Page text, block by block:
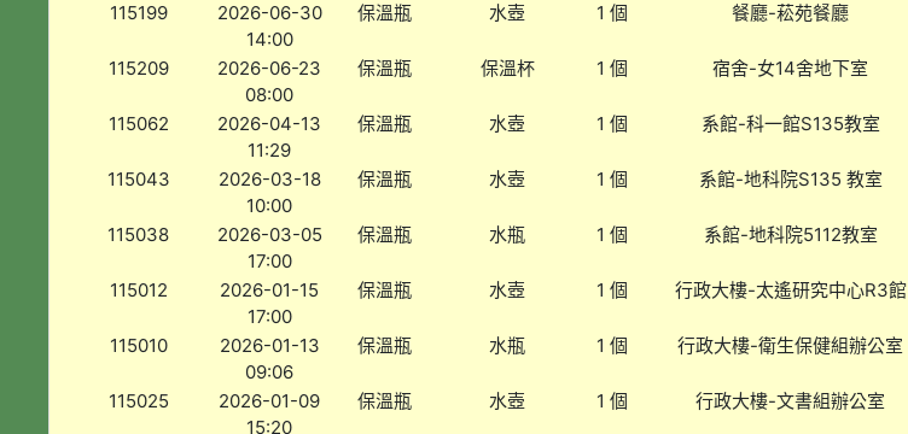
115199
2026-06-30
14:00
保溫瓶 水壺 1 個 餐廳-菘苑餐廳
115209
2026-06-23
08:00
保溫瓶 保溫杯 1 個 宿舍-女14舍地下室
115062
2026-04-13
11:29
保溫瓶 水壺 1 個 系館-科一館S135教室
115043
2026-03-18
10:00
保溫瓶 水壺 1 個 系館-地科院S135 教室
115038
2026-03-05
17:00
保溫瓶 水瓶 1 個 系館-地科院5112教室
115012
2026-01-15
17:00
保溫瓶 水壺 1 個 行政大樓-太遙研究中心R3館
115010
2026-01-13
09:06
保溫瓶 水瓶 1 個 行政大樓-衛生保健組辦公室
115025
2026-01-09
15:20
保溫瓶 水壺 1 個 行政大樓-文書組辦公室